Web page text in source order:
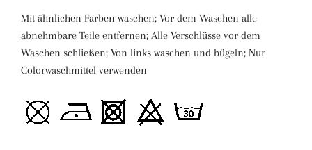
Mit ähnlichen Farben waschen; Vor dem Waschen alle
abnehmbare Teile entfernen; Alle Verschlüsse vor dem
Waschen schließen; Von links waschen und bügeln; Nur
Colorwaschmittel verwenden